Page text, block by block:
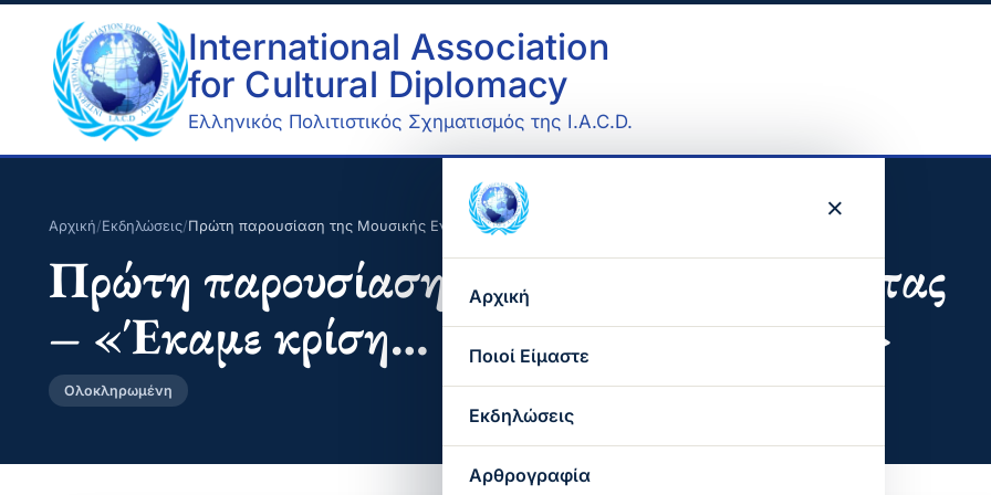
International Association
for Cultural Diplomacy
Ελληνικός Πολιτιστικός Σχηματισμός της I.A.C.D.
×
Αρχική
Ποιοί Είμαστε
Ο σκοπός μας
Εκδηλώσεις
Αρθρογραφία
Αρχική/Εκδηλώσεις/Πρώτη παρουσίαση της Μουσικής Ενότητας – «Έκαμε κρίση… με τον χρωστήρα του»
Πρώτη παρουσίαση της Μουσικής Ενότητας
– «Έκαμε κρίση… με τον χρωστήρα του»
Ολοκληρωμένη